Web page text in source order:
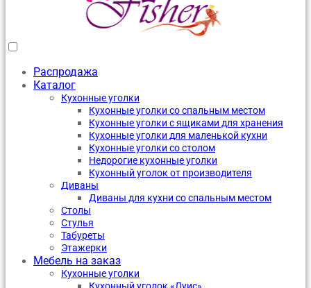
Распродажа
Каталог
Кухонные уголки
Кухонные уголки со спальным местом
Кухонные уголки с ящиками для хранения
Кухонные уголки для маленькой кухни
Кухонные уголки со столом
Недорогие кухонные уголки
Кухонный уголок от производителя
Диваны
Диваны для кухни со спальным местом
Столы
Стулья
Табуреты
Этажерки
Мебель на заказ
Кухонные уголки